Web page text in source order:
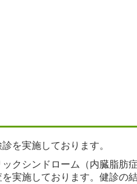
を実施しております。
クシンドローム（内臓脂肪
実施しております。健診の